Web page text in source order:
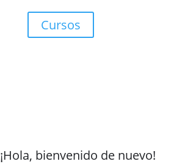
Cursos
¡Hola, bienvenido de nuevo!